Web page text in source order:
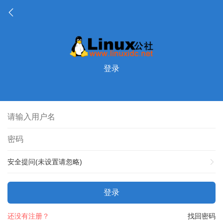
登录
安全提问(未设置请忽略)
登录
找回密码
还没有注册？